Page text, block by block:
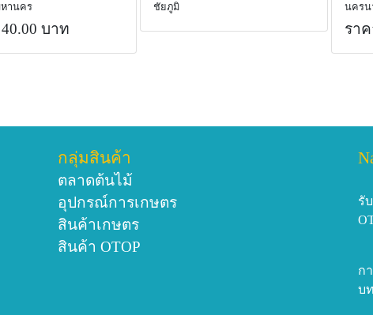
หานคร
บาท
ชัยภูมิ นครน
รา
กลุ่มสินค้า
ตลาดต้นไม้
อุปกรณ์การเกษตร
สินค้าเกษตร
สินค้า OTOP
รั
ก
บ